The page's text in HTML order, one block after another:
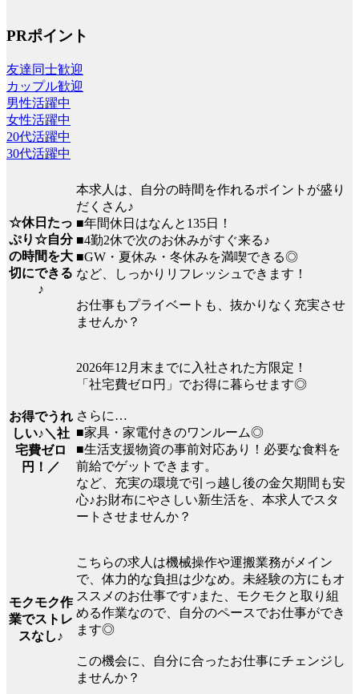
PRポイント
友達同士歓迎
カップル歓迎
男性活躍中
女性活躍中
20代活躍中
30代活躍中
☆休日たっ
ぷり☆自分
の時間を大
切にできる
♪
本求人は、自分の時間を作れるポイントが盛り
だくさん♪
■年間休日はなんと135日！
■4勤2休で次のお休みがすぐ来る♪
■GW・夏休み・冬休みを満喫できる◎
など、しっかりリフレッシュできます！
お仕事もプライベートも、抜かりなく充実させ
ませんか？
お得でうれ
しい♪＼社
宅費ゼロ
円！／
2026年12月末までに入社された方限定！
「社宅費ゼロ円」でお得に暮らせます◎
さらに…
■家具・家電付きのワンルーム◎
■生活支援物資の事前対応あり！必要な食料を
前給でゲットできます。
など、充実の環境で引っ越し後の金欠期間も安
心♪お財布にやさしい新生活を、本求人でスタ
ートさせませんか？
モクモク作
業でストレ
スなし♪
こちらの求人は機械操作や運搬業務がメイン
で、体力的な負担は少なめ。未経験の方にもオ
ススメのお仕事です♪また、モクモクと取り組
める作業なので、自分のペースでお仕事ができ
ます◎
この機会に、自分に合ったお仕事にチェンジし
ませんか？